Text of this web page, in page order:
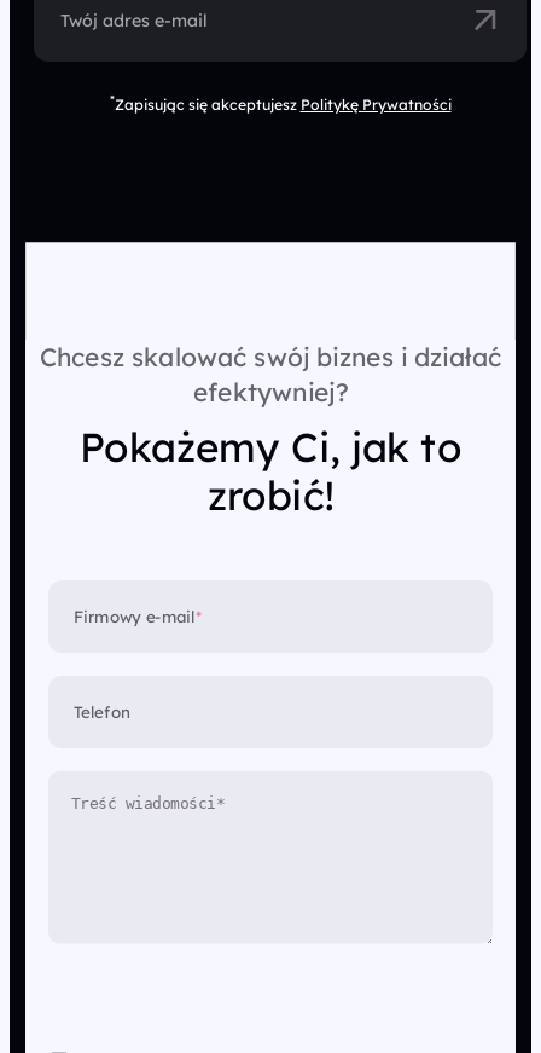
Twój adres e-mail
*Zapisując się akceptujesz Politykę Prywatności
Chcesz skalować swój biznes i działać
efektywniej?
Pokażemy Ci, jak to
zrobić!
Firmowy e-mail*
Telefon